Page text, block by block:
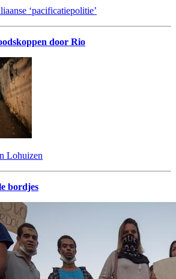
‘pacificatiepolitie’
door Rio
Lohuizen
bordjes